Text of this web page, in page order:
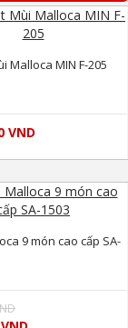
Malloca MIN F-205
VND
9 món cao cấp SA-